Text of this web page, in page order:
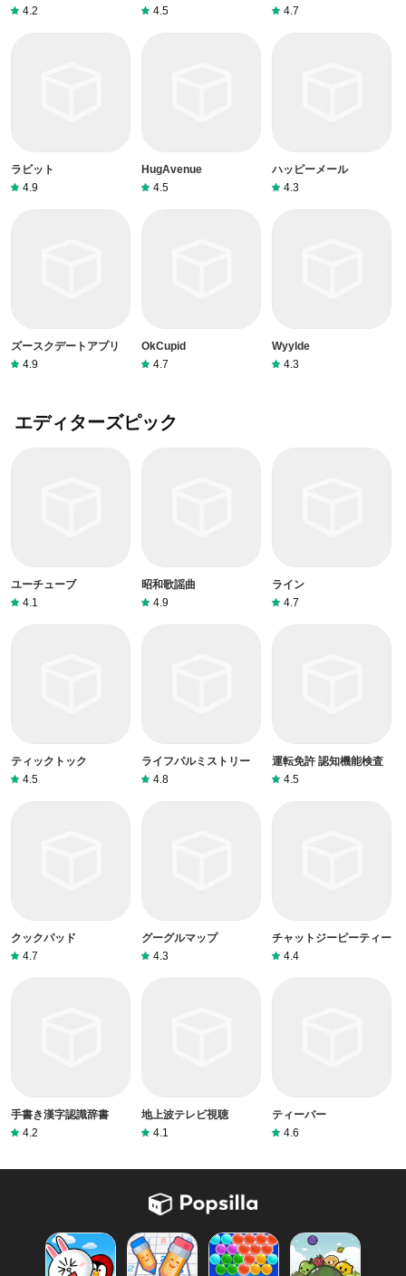
4.2
4.5
4.7
ラビット
4.9
HugAvenue
4.5
ハッピーメール
4.3
ズースクデートアプリ
4.9
OkCupid
4.7
Wyylde
4.3
エディターズピック
ユーチューブ
4.1
昭和歌謡曲
4.9
ライン
4.7
ティックトック
4.5
ライフパルミストリー
4.8
運転免許 認知機能検査
4.5
クックパッド
4.7
グーグルマップ
4.3
チャットジーピーティー
4.4
手書き漢字認識辞書
4.2
地上波テレビ視聴
4.1
ティーバー
4.6